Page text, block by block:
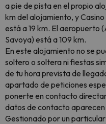
a pie de pista en el propio
km del alojamiento, y
está a 19 km. El aeropuerto
Savoya) está a 109 km.
En este alojamiento no se
soltero o soltera ni fiestas
de tu hora prevista de
apartado de peticiones
ponerte en contacto
datos de contacto
Gestionado por un particular